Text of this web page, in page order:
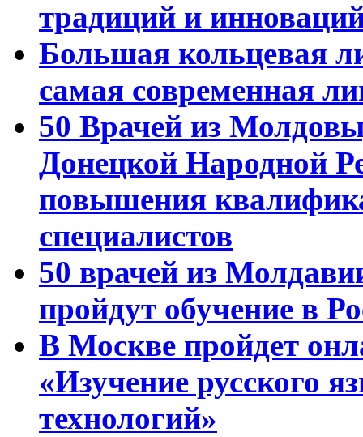
традиций и
Большая кольцевая
самая современная
50 Врачей из
Донецкой Народной
повышения
специалистов
50 врачей из
пройдут обучение в
В Москве пройдет
«Изучение русского
технологий»